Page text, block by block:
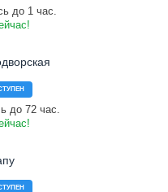
до 1 час.
до 72 час.